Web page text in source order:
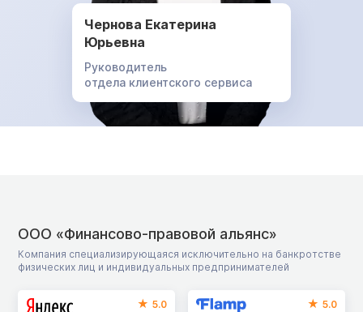
Чернова Екатерина
Юрьевна
Руководитель
отдела клиентского сервиса
ООО «Финансово-правовой альянс»
Компания специализирующаяся исключительно на банкротстве
физических лиц и индивидуальных предпринимателей
5.0
5.0